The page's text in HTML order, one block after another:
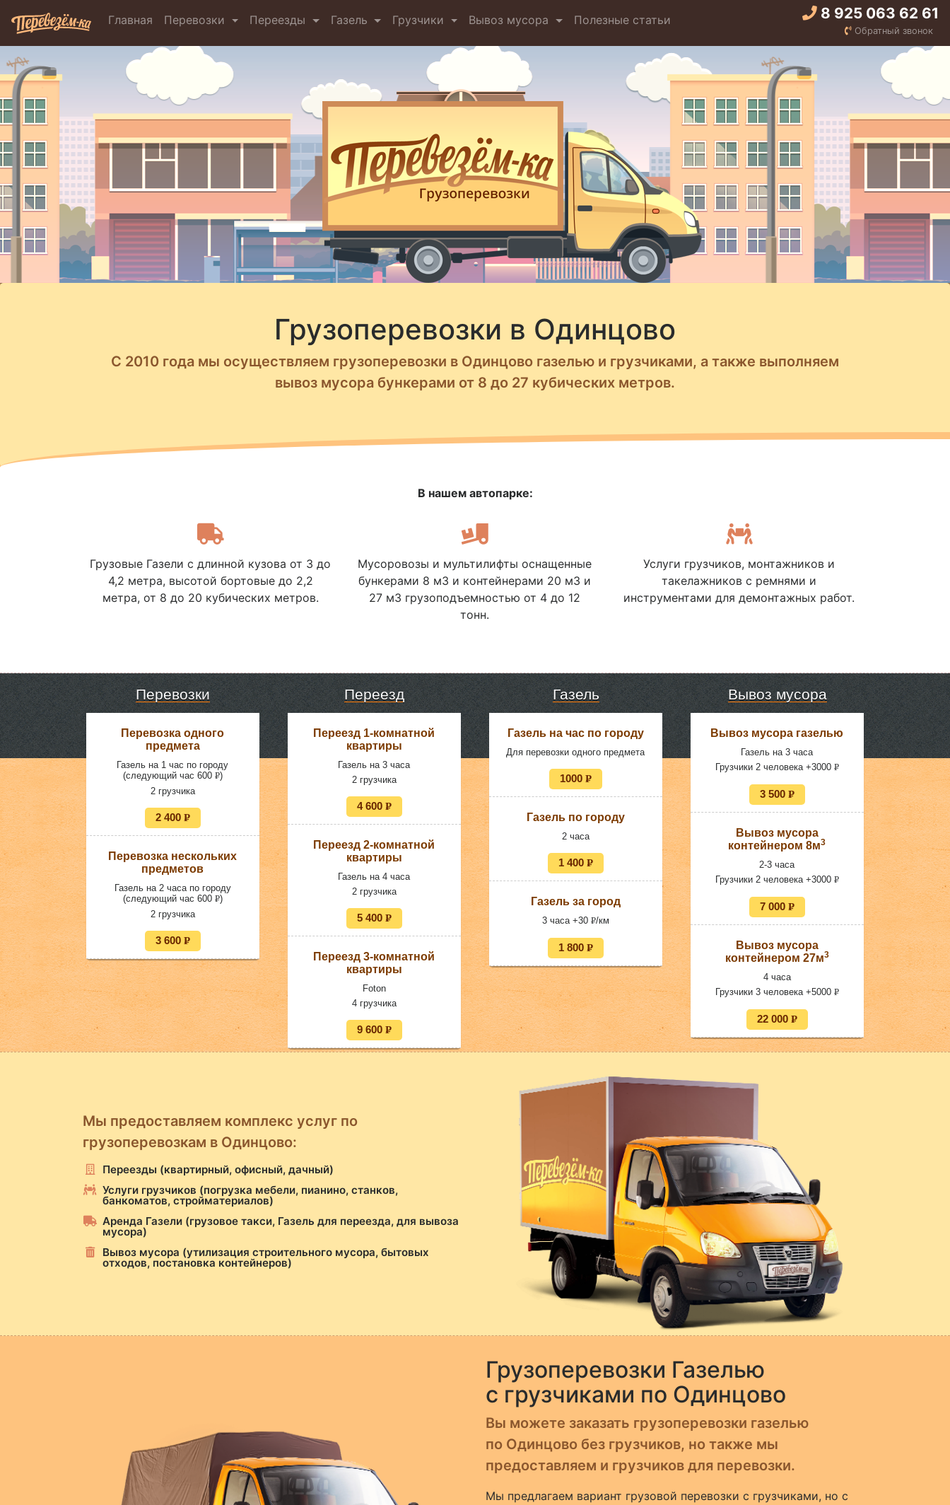
Главная Перевозки Переезды Газель Грузчики Вывоз мусора Полезные статьи 8 925 063 62 61
Обратный звонок
Грузоперевозки в Одинцово
С 2010 года мы осуществляем грузоперевозки в Одинцово газелью и грузчиками, а также выполняем
вывоз мусора бункерами от 8 до 27 кубических метров.
В нашем автопарке:
Грузовые Газели с длинной кузова от 3 до
4,2 метра, высотой бортовые до 2,2
метра, от 8 до 20 кубических метров.
Мусоровозы и мультилифты оснащенные
бункерами 8 м3 и контейнерами 20 м3 и
27 м3 грузоподъемностью от 4 до 12
тонн.
Услуги грузчиков, монтажников и
такелажников с ремнями и
инструментами для демонтажных работ.
Перевозки
Перевозка одного
предмета
Газель на 1 час по городу
(следующий час 600 P)
2 грузчика
2 400 P
УБ.
Перевозка нескольких
предметов
Газель на 2 часа по городу
(следующий час 600 P)
2 грузчика
3 600 P
УБ.
Переезд
Переезд 1-комнатной
квартиры
Газель на 3 часа
2 грузчика
4 600 P
УБ.
Переезд 2-комнатной
квартиры
Газель на 4 часа
2 грузчика
5 400 P
УБ.
Переезд 3-комнатной
квартиры
Foton
4 грузчика
9 600 P
УБ.
Газель
Газель на час по городу
Для перевозки одного предмета
1000 P
УБ.
Газель по городу
2 часа
1 400 P
УБ.
Газель за город
3 часа +30 P/км
1 800 P
УБ.
Вывоз мусора
Вывоз мусора газелью
Газель на 3 часа
Грузчики 2 человека +3000 P
3 500 P
УБ.
Вывоз мусора
контейнером 8м3
2-3 часа
Грузчики 2 человека +3000 P
7 000 P
УБ.
Вывоз мусора
контейнером 27м3
4 часа
Грузчики 3 человека +5000 P
22 000 P
УБ.
Мы предоставляем комплекс услуг по
грузоперевозкам в Одинцово:
Переезды (квартирный, офисный, дачный)
Услуги грузчиков (погрузка мебели, пианино, станков,
банкоматов, стройматериалов)
Аренда Газели (грузовое такси, Газель для переезда, для вывоза
мусора)
Вывоз мусора (утилизация строительного мусора, бытовых
отходов, постановка контейнеров)
Грузоперевозки Газелью
с грузчиками по Одинцово
Вы можете заказать грузоперевозки газелью
по Одинцово без грузчиков, но также мы
предоставляем и грузчиков для перевозки.
Мы предлагаем вариант грузовой перевозки с грузчиками, но с